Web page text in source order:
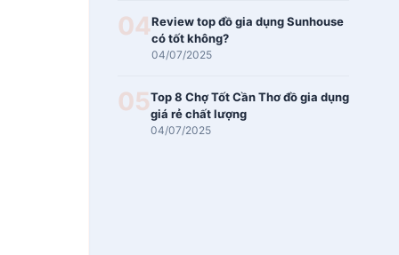
04Review top đồ gia dụng Sunhouse
có tốt không?
04/07/2025
05Top 8 Chợ Tốt Cần Thơ đồ gia dụng
giá rẻ chất lượng
04/07/2025